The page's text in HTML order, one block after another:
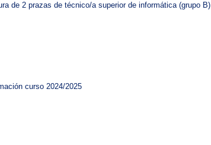
de 2 prazas de técnico/a superior de informática (grupo
curso 2024/2025